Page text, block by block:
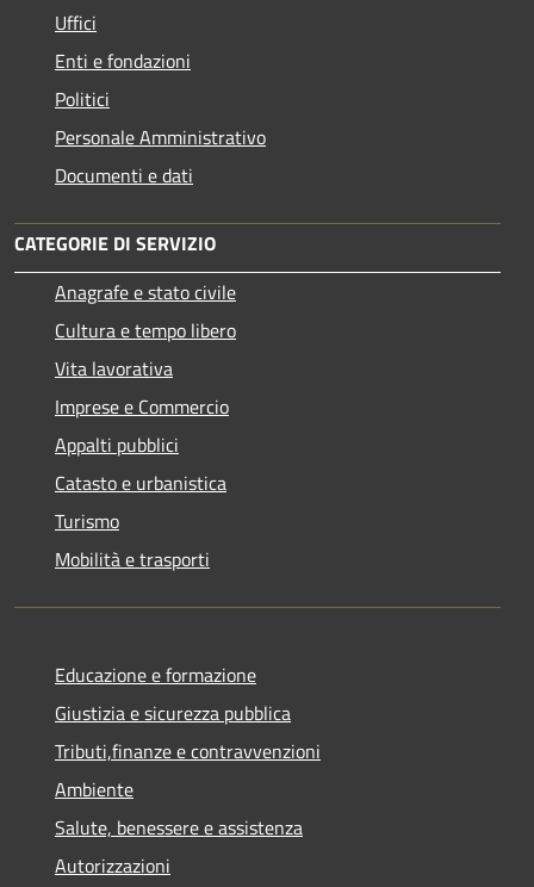
Uffici
Enti e fondazioni
Politici
Personale Amministrativo
Documenti e dati
CATEGORIE DI SERVIZIO
Anagrafe e stato civile
Cultura e tempo libero
Vita lavorativa
Imprese e Commercio
Appalti pubblici
Catasto e urbanistica
Turismo
Mobilità e trasporti
Educazione e formazione
Giustizia e sicurezza pubblica
Tributi,finanze e contravvenzioni
Ambiente
Salute, benessere e assistenza
Autorizzazioni